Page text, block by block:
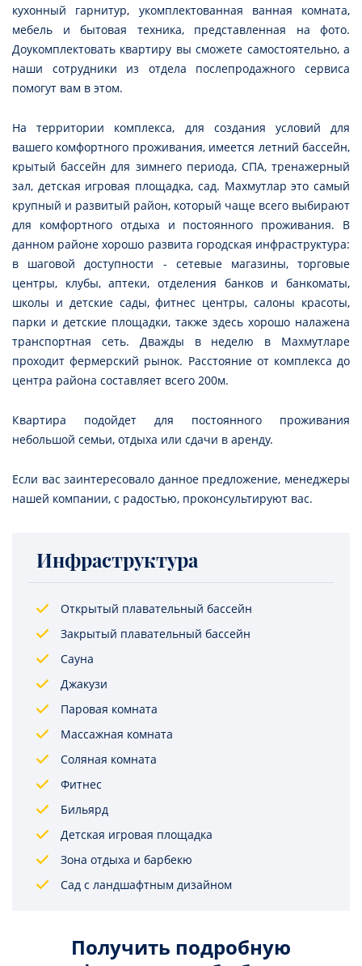
кухонный гарнитур, укомплектованная ванная комната,
мебель и бытовая техника, представленная на фото.
Доукомплектовать квартиру вы сможете самостоятельно, а
наши сотрудники из отдела послепродажного сервиса
помогут вам в этом.
На территории комплекса, для создания условий для
вашего комфортного проживания, имеется летний бассейн,
крытый бассейн для зимнего периода, СПА, тренажерный
зал, детская игровая площадка, сад. Махмутлар это самый
крупный и развитый район, который чаще всего выбирают
для комфортного отдыха и постоянного проживания. В
данном районе хорошо развита городская инфраструктура:
в шаговой доступности - сетевые магазины, торговые
центры, клубы, аптеки, отделения банков и банкоматы,
школы и детские сады, фитнес центры, салоны красоты,
парки и детские площадки, также здесь хорошо налажена
транспортная сеть. Дважды в неделю в Махмутларе
проходит фермерский рынок. Расстояние от комплекса до
центра района составляет всего 200м.
Квартира подойдет для постоянного проживания
небольшой семьи, отдыха или сдачи в аренду.
Если вас заинтересовало данное предложение, менеджеры
нашей компании, с радостью, проконсультируют вас.
Инфраструктура
Открытый плавательный бассейн
Закрытый плавательный бассейн
Сауна
Джакузи
Паровая комната
Массажная комната
Соляная комната
Фитнес
Бильярд
Детская игровая площадка
Зона отдыха и барбекю
Сад с ландшафтным дизайном
Получить подробную